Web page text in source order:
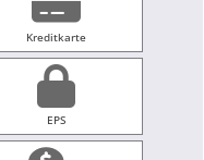
Kreditkarte
EPS